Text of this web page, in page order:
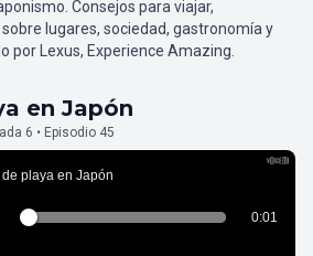
Consejos para viajar,
lugares, sociedad, gastronomía y
por Lexus, Experience Amazing.
en Japón
6 • Episodio 45